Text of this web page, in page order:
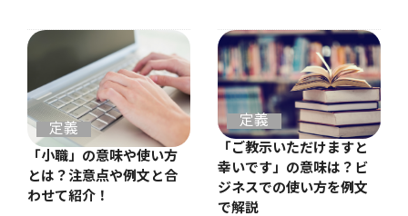
定義
「小職」の意味や使い方
とは？注意点や例文と合
わせて紹介！
定義
「ご教示いただけますと
幸いです」の意味は？ビ
ジネスでの使い方を例文
で解説